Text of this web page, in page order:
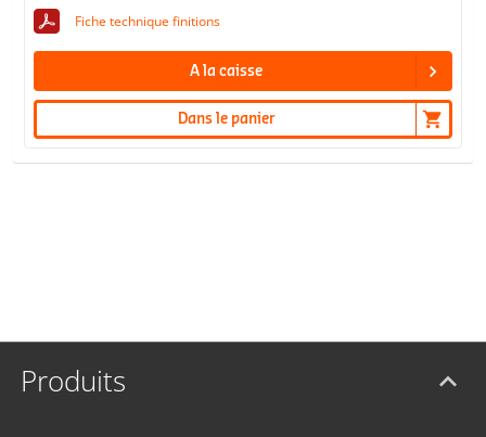
Fiche technique finitions
A la caisse
Dans le panier
Produits